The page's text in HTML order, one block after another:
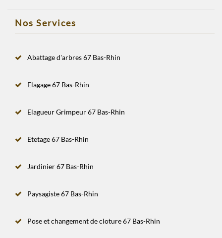
Nos Services
Abattage d'arbres 67 Bas-Rhin
Elagage 67 Bas-Rhin
Elagueur Grimpeur 67 Bas-Rhin
Etetage 67 Bas-Rhin
Jardinier 67 Bas-Rhin
Paysagiste 67 Bas-Rhin
Pose et changement de cloture 67 Bas-Rhin